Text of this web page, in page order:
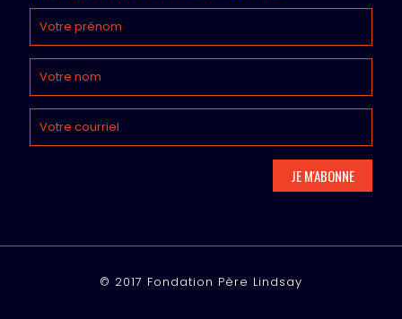
© 2017 Fondation Père Lindsay